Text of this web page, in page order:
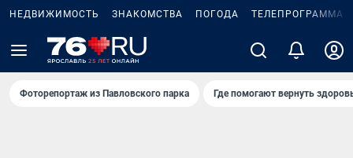
НЕДВИЖИМОСТЬ ЗНАКОМСТВА ПОГОДА ТЕЛЕПРОГРАММА
Фоторепортаж из Павловского парка Где помогают вернуть